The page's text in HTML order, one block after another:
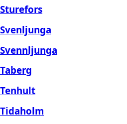
Sturefors
Svenljunga
Svennljunga
Taberg
Tenhult
Tidaholm